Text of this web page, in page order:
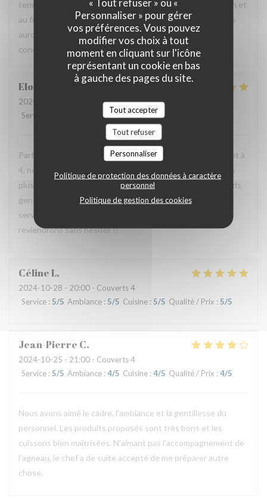
Personnaliser » pour gérer
vos préférences. Vous pouvez
modifier vos choix à tout
moment en cliquant sur l'icône
représentant un cookie en bas
à gauche des pages du site.
Tout accepter
Tout refuser
Personnaliser
Politique de protection des données à caractère
personnel
Politique de gestion des cookies
terme à ce partenariat car celui-ci ne rempli pas sa fonction et
au final coûte cher au restaurant. Nous espérons que nous
aurons tout de même l’occasion de vous recevoir dans des
conditions plus agréables pour vous.
Elodie
2024-10-28
- 20:30 - Couverts 4
Service
: 5/5 Cuisine:5/5
Parfait, les entrées, plats comme desserts sont délicieux et à
4, nous avons quasiment tout goûter !!! Nous avons pu en
plus profiter de la terrasse trop jolie by night avec des plaids
gentiment prêtés par la maison Rhapsody. L’accueil et le
service excellent avec un personnel très à l’écoute. Nous
reviendrons sans hésiter !!
CélineL
2024-10-28 - 20:00 - Couverts 4
Service : 5/5 Ambiance : 5/5 Cuisine : 5/5 Qualité / Prix : 5/5
Jean-Pierre C
2024-10-25 - 21:00 - Couverts 4
Service : 5/5 Ambiance : 4/5 Cuisine : 4/5 Qualité / Prix : 4/5
Nous avons aimé le cadre, l'ambiance et la gentillesse du
personnel. Les produits proposés sont très bons et les
cuissons bien maîtrisées. N'aimant pas l'accompagnement de
l'agneau, le chef a de suite accepté de me préparer autre
chose.